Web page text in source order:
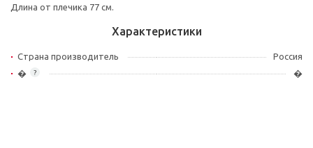
Длина от плечика 77 см.
Характеристики
Страна производитель Россия
?
� �